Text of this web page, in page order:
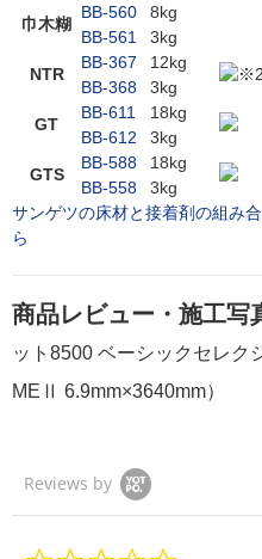
巾木糊
BB-560
8kg
BB-561
3kg
NTR
BB-367 12kg
※2
BB-368
3kg
GT
BB-611
18kg
BB-612
3kg
GTS
BB-588
18kg
BB-558
3kg
サンゲツの床材と接着剤の組み
ら
商品レビュー・施工写
ット8500 ベーシックセレク
MEⅡ 6.9mm×3640mm）
Reviews by